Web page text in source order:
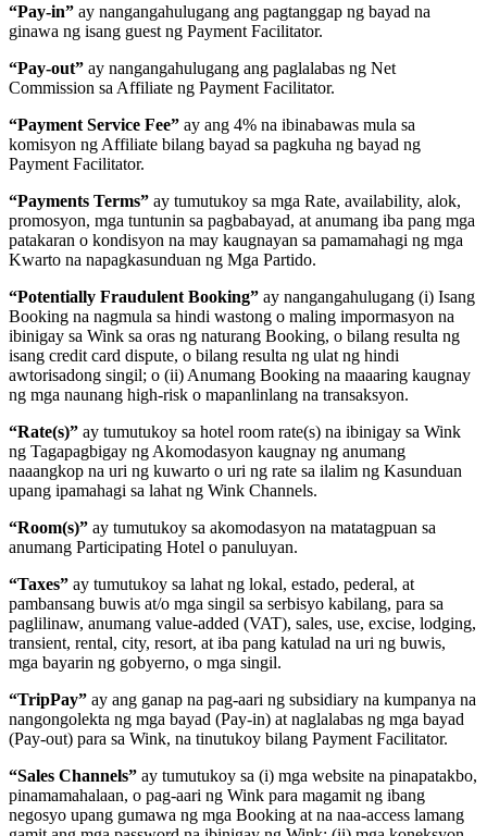
“Pay-in” ay nangangahulugang ang pagtanggap ng bayad na
ginawa ng isang guest ng Payment Facilitator.
“Pay-out” ay nangangahulugang ang paglalabas ng Net
Commission sa Affiliate ng Payment Facilitator.
“Payment Service Fee” ay ang 4% na ibinabawas mula sa
komisyon ng Affiliate bilang bayad sa pagkuha ng bayad ng
Payment Facilitator.
“Payments Terms” ay tumutukoy sa mga Rate, availability, alok,
promosyon, mga tuntunin sa pagbabayad, at anumang iba pang mga
patakaran o kondisyon na may kaugnayan sa pamamahagi ng mga
Kwarto na napagkasunduan ng Mga Partido.
“Potentially Fraudulent Booking” ay nangangahulugang (i) Isang
Booking na nagmula sa hindi wastong o maling impormasyon na
ibinigay sa Wink sa oras ng naturang Booking, o bilang resulta ng
isang credit card dispute, o bilang resulta ng ulat ng hindi
awtorisadong singil; o (ii) Anumang Booking na maaaring kaugnay
ng mga naunang high-risk o mapanlinlang na transaksyon.
“Rate(s)” ay tumutukoy sa hotel room rate(s) na ibinigay sa Wink
ng Tagapagbigay ng Akomodasyon kaugnay ng anumang
naaangkop na uri ng kuwarto o uri ng rate sa ilalim ng Kasunduan
upang ipamahagi sa lahat ng Wink Channels.
“Room(s)” ay tumutukoy sa akomodasyon na matatagpuan sa
anumang Participating Hotel o panuluyan.
“Taxes” ay tumutukoy sa lahat ng lokal, estado, pederal, at
pambansang buwis at/o mga singil sa serbisyo kabilang, para sa
paglilinaw, anumang value-added (VAT), sales, use, excise, lodging,
transient, rental, city, resort, at iba pang katulad na uri ng buwis,
mga bayarin ng gobyerno, o mga singil.
“TripPay” ay ang ganap na pag-aari ng subsidiary na kumpanya na
nangongolekta ng mga bayad (Pay-in) at naglalabas ng mga bayad
(Pay-out) para sa Wink, na tinutukoy bilang Payment Facilitator.
“Sales Channels” ay tumutukoy sa (i) mga website na pinapatakbo,
pinamamahalaan, o pag-aari ng Wink para magamit ng ibang
negosyo upang gumawa ng mga Booking at na naa-access lamang